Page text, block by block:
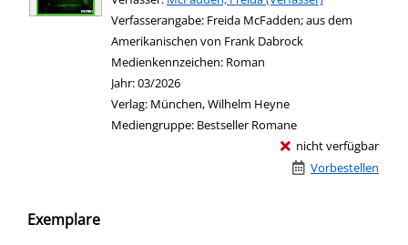
Verfasserangabe: Freida McFadden; aus dem
Amerikanischen von Frank Dabrock
Medienkennzeichen: Roman
Jahr:03/2026
Verlag: München, Wilhelm Heyne
Mediengruppe: Bestseller Romane
nicht verfügbar
Vorbestellen
Exemplare